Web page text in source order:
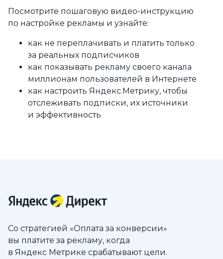
Посмотрите пошаговую видео-инструкцию
по настройке рекламы и узнайте:
как не переплачивать и платить только
за реальных подписчиков
как показывать рекламу своего канала
миллионам пользователей в Интернете
как настроить Яндекс.Метрику, чтобы
отслеживать подписки, их источники
и эффективность
Со стратегией «Оплата за конверсии»
вы платите за рекламу, когда
в Яндекс Метрике срабатывают цели.